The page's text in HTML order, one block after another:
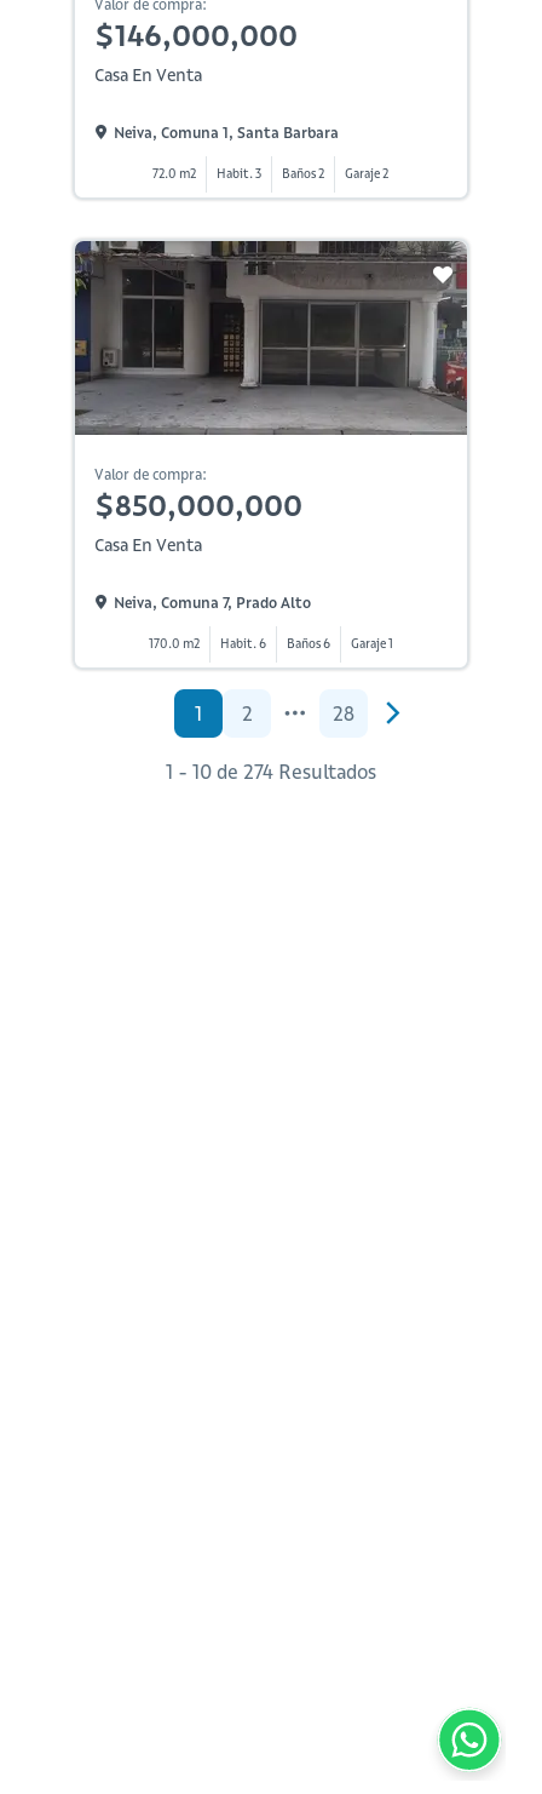
Valor de compra:
$146,000,000
Casa En Venta
Neiva, Comuna 1, Santa Barbara
72.0 m2 Habit. 3 Baños 2 Garaje 2
Valor de compra:
$850,000,000
Casa En Venta
Neiva, Comuna 7, Prado Alto
170.0 m2 Habit. 6 Baños 6 Garaje 1
1 2 28
1 - 10 de 274 Resultados